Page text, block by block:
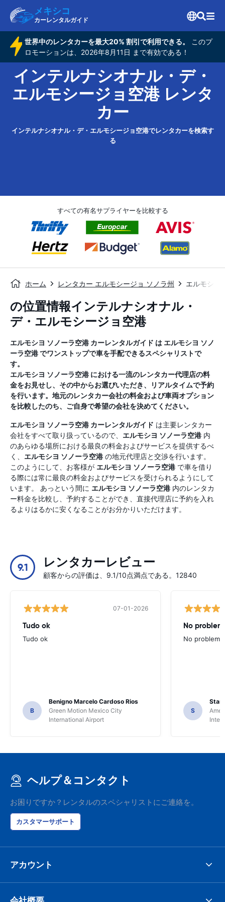
メキシコ
カーレンタルガイド
世界中のレンタカーを最大20% 割引で利用できる。
このプ
ロモーションは、2026年8月11日 まで有効である！
インテルナシオナル・デ・
エルモシージョ空港 レンタ
カー
インテルナシオナル・デ・エルモシージョ空港でレンタカーを検索す
る
すべての有名サプライヤーを比較する
ホーム レンタカー エルモシージョ ソノラ州 エルモシヨ
の位置情報インテルナシオナル・
デ・エルモシージョ空港
エルモシヨ ソノーラ空港 カーレンタルガイド は エルモシヨ ソノ
ーラ空港でワンストップで車を手配できるスペシャリストで
す。
エルモシヨ ソノーラ空港 における一流のレンタカー代理店の料
金をお見せし、その中からお選びいただき、リアルタイムで予約
を行います。地元のレンタカー会社の料金および車両オプション
を比較したのち、ご自身で希望の会社を決めてください。
エルモシヨ ソノーラ空港 カーレンタルガイド は主要レンタカー
会社をすべて取り扱っているので、 エルモシヨ ソノーラ空港 内
のあらゆる場所における最良の料金およびサービスを提供するべ
く、 エルモシヨ ソノーラ空港 の地元代理店と交渉を行います。
このようにして、お客様が エルモシヨ ソノーラ空港 で車を借り
る際には常に最良の料金およびサービスを受けられるようにして
います。 あっという間に エルモシヨ ソノーラ空港 内のレンタカ
ー料金を比較し、予約することができ、直接代理店に予約を入れ
るよりはるかに安くなることがお分かりいただけます。
9.1 レンタカーレビュー
顧客からの評価は、9.1/10点満点である。12840
07-01-2026
Tudo ok
Tudo ok
B
Benigno Marcelo Cardoso Rios
Green Motion Mexico City
International Airport
No
No
S
ヘルプ＆コンタクト
お困りですか？レンタルのスペシャリストにご連絡を。
カスタマーサポート
アカウント